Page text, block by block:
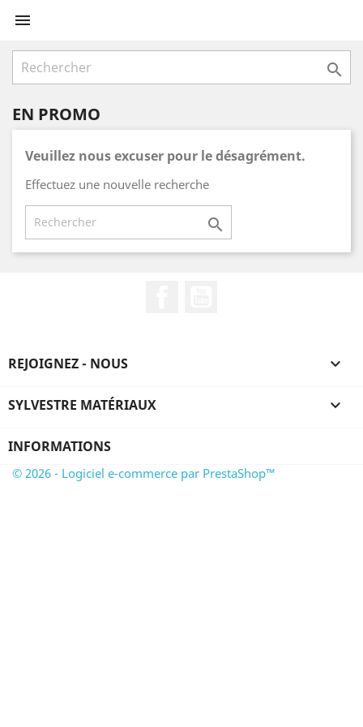


EN PROMO
Veuillez nous excuser pour le désagrément.
Effectuez une nouvelle recherche

REJOIGNEZ - NOUS 
SYLVESTRE MATÉRIAUX 
INFORMATIONS
© 2026 - Logiciel e-commerce par PrestaShop™